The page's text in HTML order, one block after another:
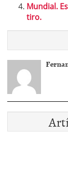
Mundial.
tiro.